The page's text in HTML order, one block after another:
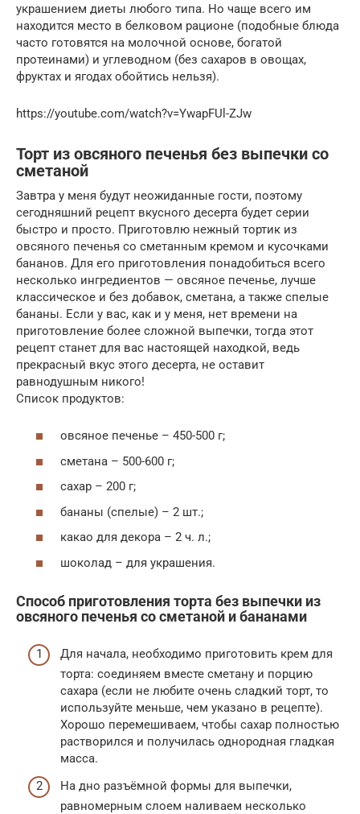
украшением диеты любого типа. Но чаще всего им
находится место в белковом рационе (подобные блюда
часто готовятся на молочной основе, богатой
протеинами) и углеводном (без сахаров в овощах,
фруктах и ягодах обойтись нельзя).
https://youtube.com/watch?v=YwapFUl-ZJw
Торт из овсяного печенья без выпечки со
сметаной
Завтра у меня будут неожиданные гости, поэтому
сегодняшний рецепт вкусного десерта будет серии
быстро и просто. Приготовлю нежный тортик из
овсяного печенья со сметанным кремом и кусочками
бананов. Для его приготовления понадобиться всего
несколько ингредиентов — овсяное печенье, лучше
классическое и без добавок, сметана, а также спелые
бананы. Если у вас, как и у меня, нет времени на
приготовление более сложной выпечки, тогда этот
рецепт станет для вас настоящей находкой, ведь
прекрасный вкус этого десерта, не оставит
равнодушным никого!
Список продуктов:
овсяное печенье – 450-500 г;
сметана – 500-600 г;
сахар – 200 г;
бананы (спелые) – 2 шт.;
какао для декора – 2 ч. л.;
шоколад – для украшения.
Способ приготовления торта без выпечки из
овсяного печенья со сметаной и бананами
Для начала, необходимо приготовить крем для
торта: соединяем вместе сметану и порцию
сахара (если не любите очень сладкий торт, то
используйте меньше, чем указано в рецепте).
Хорошо перемешиваем, чтобы сахар полностью
растворился и получилась однородная гладкая
масса.
На дно разъёмной формы для выпечки,
равномерным слоем наливаем несколько